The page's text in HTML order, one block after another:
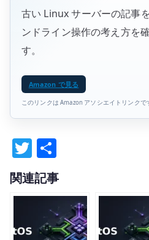
古い Linux サーバーの記事
ンドライン操作の考え方を
す。
Amazon で見る
このリンクは Amazon アソシエイトリンクで
T
w
it
te
r
有
関連記事